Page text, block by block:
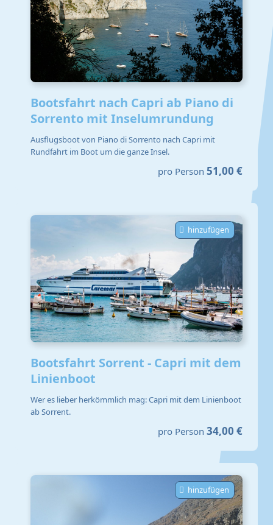
Bootsfahrt nach Capri ab Piano di
Sorrento mit Inselumrundung
Ausflugsboot von Piano di Sorrento nach Capri mit
Rundfahrt im Boot um die ganze Insel.
pro Person 51,00 €
hinzufügen
Bootsfahrt Sorrent - Capri mit dem
Linienboot
Wer es lieber herkömmlich mag: Capri mit dem Linienboot
ab Sorrent.
pro Person 34,00 €
hinzufügen